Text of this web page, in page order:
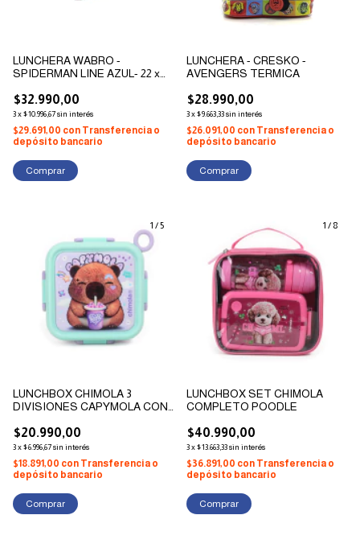
LUNCHERA WABRO -
SPIDERMAN LINE AZUL- 22 x
$32.990,00
3x$10.996,67sin interés
$29.691,00 con Transferencia o
depósito bancario
LUNCHERA - CRESKO -
AVENGERS TERMICA
$28.990,00
3x$9.663,33sin interés
$26.091,00 con Transferencia o
depósito bancario
1 /5
LUNCHBOX CHIMOLA 3
DIVISIONES CAPYMOLA CON
$20.990,00
3x$6.996,67sin interés
$18.891,00 con Transferencia o
depósito bancario
1 / 8
LUNCHBOX SET CHIMOLA
COMPLETO POODLE
$40.990,00
3x$13.663,33sin interés
$36.891,00 con Transferencia o
depósito bancario